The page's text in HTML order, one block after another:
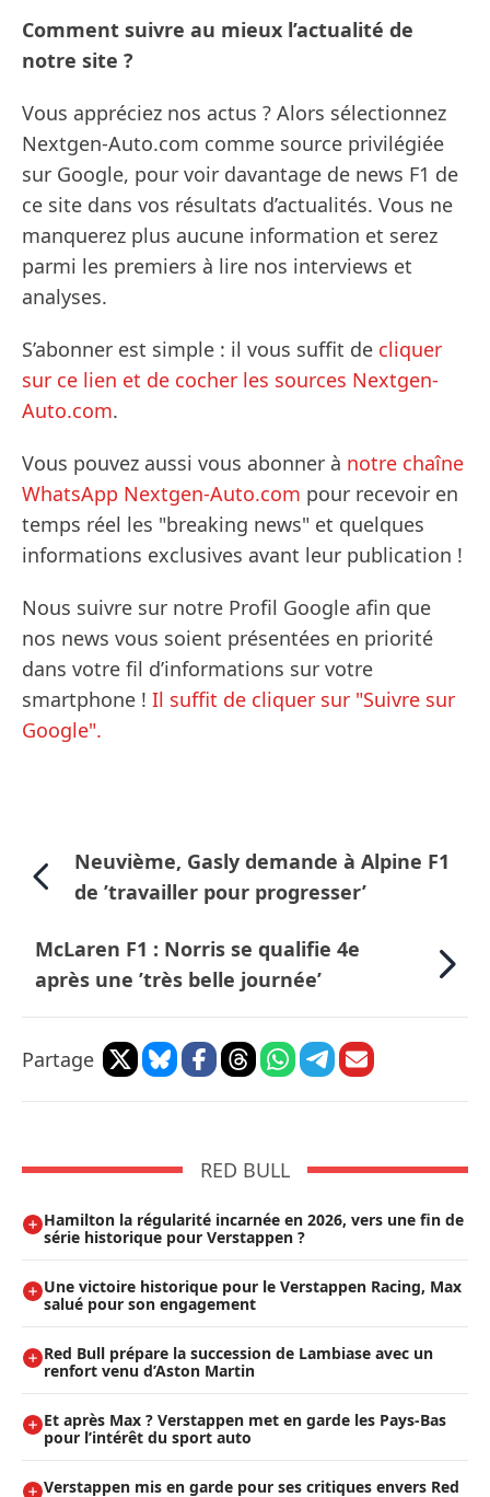
Comment suivre au mieux l’actualité de
notre site ?
Vous appréciez nos actus ? Alors sélectionnez
Nextgen-Auto.com comme source privilégiée
sur Google, pour voir davantage de news F1 de
ce site dans vos résultats d’actualités. Vous ne
manquerez plus aucune information et serez
parmi les premiers à lire nos interviews et
analyses.
S’abonner est simple : il vous suffit de cliquer
sur ce lien et de cocher les sources Nextgen-
Auto.com.
Vous pouvez aussi vous abonner à notre chaîne
WhatsApp Nextgen-Auto.com pour recevoir en
temps réel les "breaking news" et quelques
informations exclusives avant leur publication !
Nous suivre sur notre Profil Google afin que
nos news vous soient présentées en priorité
dans votre fil d’informations sur votre
smartphone ! Il suffit de cliquer sur "Suivre sur
Google".
Neuvième, Gasly demande à Alpine F1
de ’travailler pour progresser’
McLaren F1 : Norris se qualifie 4e
après une ’très belle journée’
Partage
RED BULL
Hamilton la régularité incarnée en 2026, vers une fin de
série historique pour Verstappen ?
Une victoire historique pour le Verstappen Racing, Max
salué pour son engagement
Red Bull prépare la succession de Lambiase avec un
renfort venu d’Aston Martin
Et après Max ? Verstappen met en garde les Pays-Bas
pour l’intérêt du sport auto
Verstappen mis en garde pour ses critiques envers Red